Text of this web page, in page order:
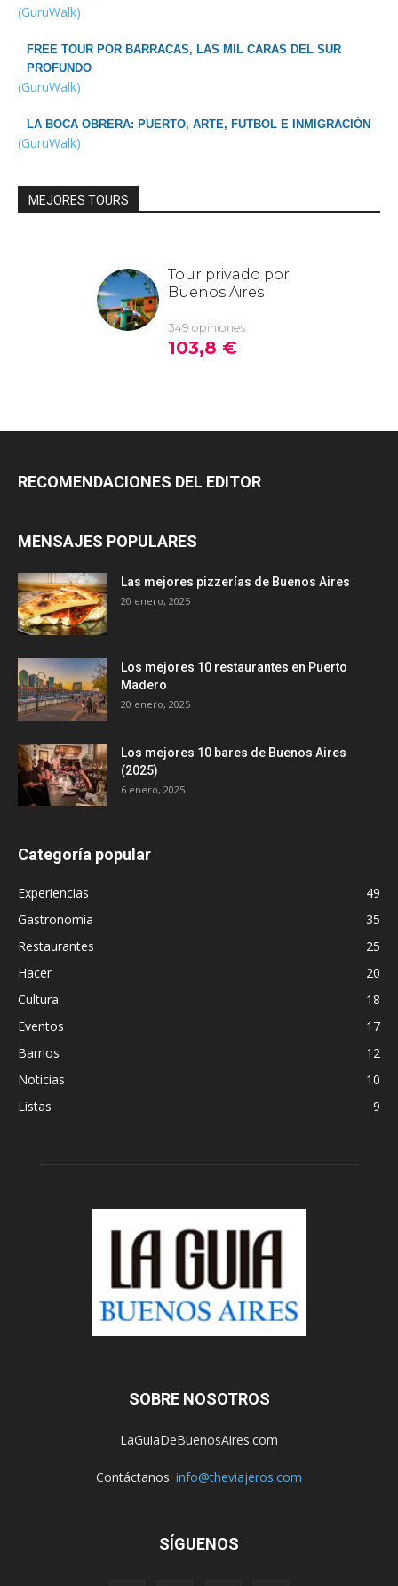
(GuruWalk)
FREE TOUR POR BARRACAS, LAS MIL CARAS DEL SUR
PROFUNDO
(GuruWalk)
LA BOCA OBRERA: PUERTO, ARTE, FUTBOL E INMIGRACIÓN
(GuruWalk)
MEJORES TOURS
RECOMENDACIONES DEL EDITOR
MENSAJES POPULARES
Las mejores pizzerías de Buenos Aires
20 enero, 2025
Los mejores 10 restaurantes en Puerto
Madero
20 enero, 2025
Los mejores 10 bares de Buenos Aires
(2025)
6 enero, 2025
Categoría popular
Experiencias
49
Gastronomia
35
Restaurantes
25
Hacer
20
Cultura
18
Eventos
17
Barrios
12
Noticias
10
Listas
9
SOBRE NOSOTROS
LaGuiaDeBuenosAires.com
Contáctanos: info@theviajeros.com
SÍGUENOS